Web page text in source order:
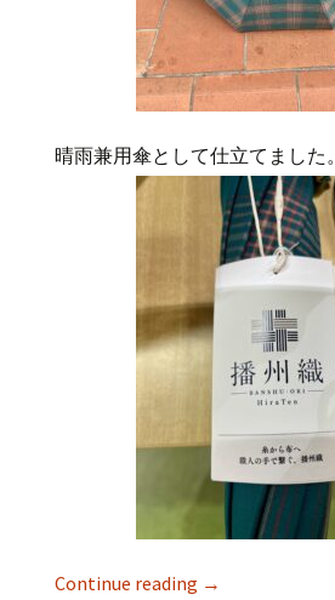
晴雨兼用傘として仕立てました。
Continue reading →